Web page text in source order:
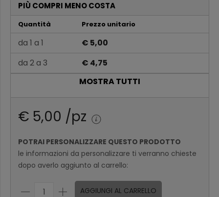
PIÙ COMPRI MENO COSTA
Quantità Prezzo unitario
da 1 a 1
€ 5,00
da 2 a 3
€ 4,75
€ 4,50
Oltre 12
€ 4,00
MOSTRA TUTTI
€ 5,00 /pz
POTRAI PERSONALIZZARE QUESTO PRODOTTO
le informazioni da personalizzare ti verranno chieste
dopo averlo aggiunto al carrello:
AGGIUNGI AL CARRELLO